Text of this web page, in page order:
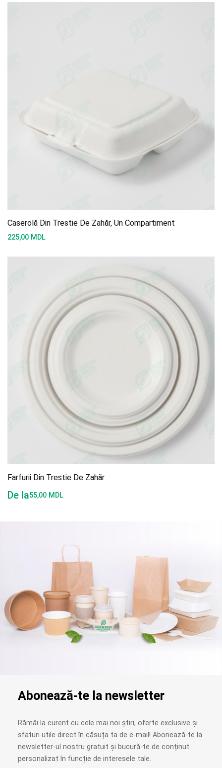
Caserolă Din Trestie De Zahăr, Un Compartiment
225,00 MDL
Farfurii Din Trestie De Zahăr
De la55,00 MDL
Abonează-te la newsletter
Rămâi la curent cu cele mai noi știri, oferte exclusive și
sfaturi utile direct în căsuța ta de e-mail! Abonează-te la
newsletter-ul nostru gratuit și bucură-te de conținut
personalizat în funcție de interesele tale.